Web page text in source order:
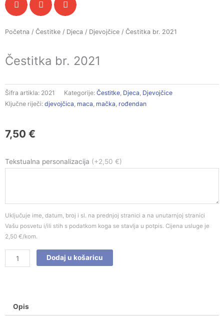
Početna / Čestitke / Djeca / Djevojčice / Čestitka br. 2021
Čestitka br. 2021
Šifra artikla: 2021 Kategorije: Čestitke Djeca Djevojčice
Ključne riječi: djevojčica maca mačka rođendan
7,50 €
Tekstualna personalizacija (+2,50 €)
Uključuje ime, datum, broj i sl. na prednjoj stranici a na unutarnjoj stranici
Vašu posvetu i/ili stih s podatkom koga se stavlja u potpis. Cijena usluge je
2,50 €/kom.
Čestitka
Dodaj u košaricu
Opis